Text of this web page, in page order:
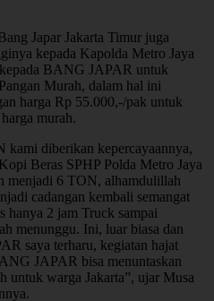
Japar Jakarta Timur juga
kepada Kapolda Metro Jaya
BANG JAPAR untuk
Murah, dalam hal ini
harga Rp 55.000,-/pak untuk
murah.
diberikan kepercayaannya,
Beras SPHP Polda Metro Jaya
menjadi 6 TON, alhamdulillah
cadangan kembali semangat
hanya 2 jam Truck sampai
menunggu. Ini, luar biasa dan
saya terharu, kegiatan hajat
JAPAR bisa menuntaskan
untuk warga Jakarta”, ujar Musa